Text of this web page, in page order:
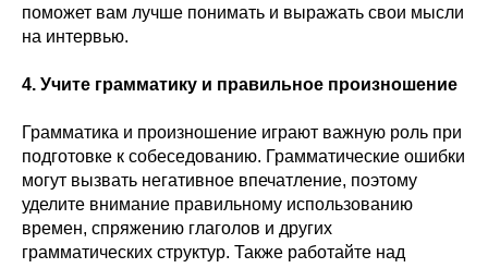
поможет вам лучше понимать и выражать свои мысли
на интервью.
4. Учите грамматику и правильное произношение
Грамматика и произношение играют важную роль при
подготовке к собеседованию. Грамматические ошибки
могут вызвать негативное впечатление, поэтому
уделите внимание правильному использованию
времен, спряжению глаголов и других
грамматических структур. Также работайте над